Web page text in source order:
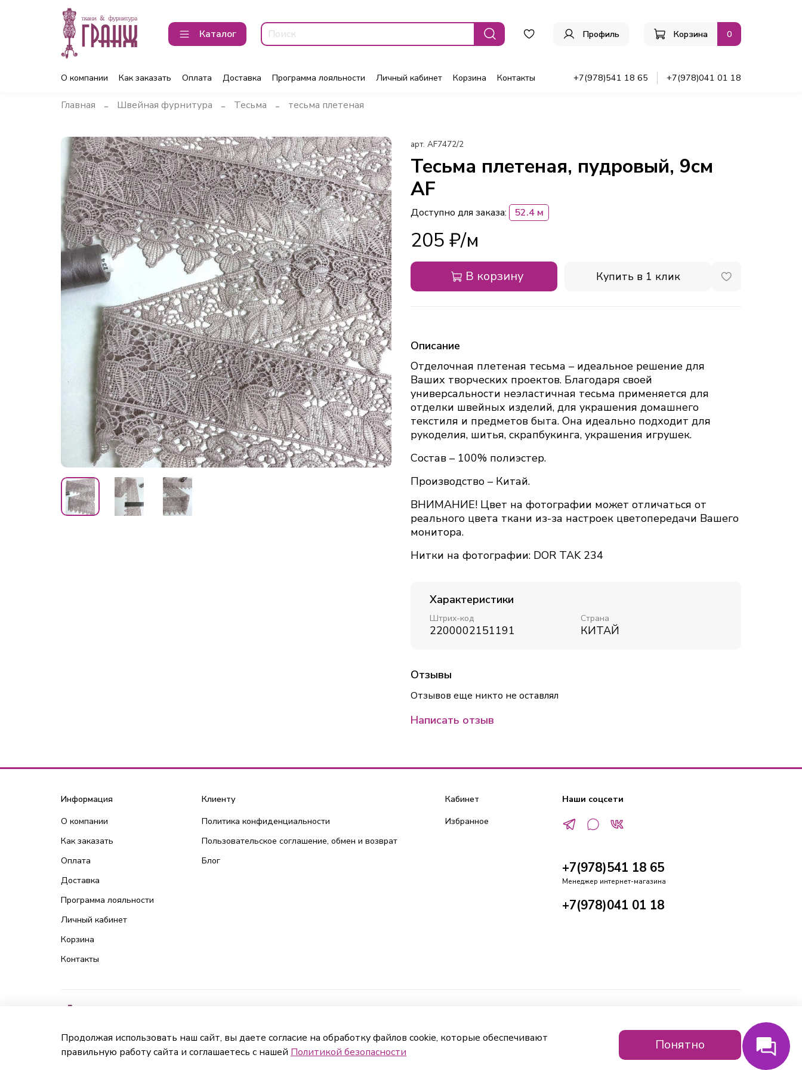
Каталог Профиль Корзина 0
О компании Как заказать Оплата Доставка Программа лояльности Личный кабинет Корзина Контакты +7(978)541 18 65 +7(978)041 01 18
Главная Швейная фурнитура Тесьма тесьма плетеная
арт. AF7472/2
Тесьма плетеная, пудровый, 9см
AF
Доступно для заказа: 52.4 м
205 ₽
В корзину Купить в 1 клик
Описание
Отделочная плетеная тесьма – идеальное решение для
Ваших творческих проектов. Благодаря своей
универсальности неэластичная тесьма применяется для
отделки швейных изделий, для украшения домашнего
текстиля и предметов быта. Она идеально подходит для
рукоделия, шитья, скрапбукинга, украшения игрушек.
Состав – 100% полиэстер.
Производство – Китай.
ВНИМАНИЕ! Цвет на фотографии может отличаться от
реального цвета ткани из-за настроек цветопередачи Вашего
монитора.
Нитки на фотографии: DOR TAK 234
Характеристики
Штрих-код
2200002151191
Страна
КИТАЙ
Отзывы
Отзывов еще никто не оставлял
Написать отзыв
Информация
О компании
Как заказать
Оплата
Доставка
Программа лояльности
Личный кабинет
Корзина
Контакты
Клиенту
Политика конфиденциальности
Пользовательское соглашение, обмен и возврат
Блог
Кабинет
Избранное
Наши соцсети
+7(978)541 18 65
Менеджер интернет-магазина
+7(978)041 01 18
Продолжая использовать наш сайт, вы даете согласие на обработку файлов cookie, которые обеспечивают
правильную работу сайта и соглашаетесь с нашей Политикой безопасности Понятно